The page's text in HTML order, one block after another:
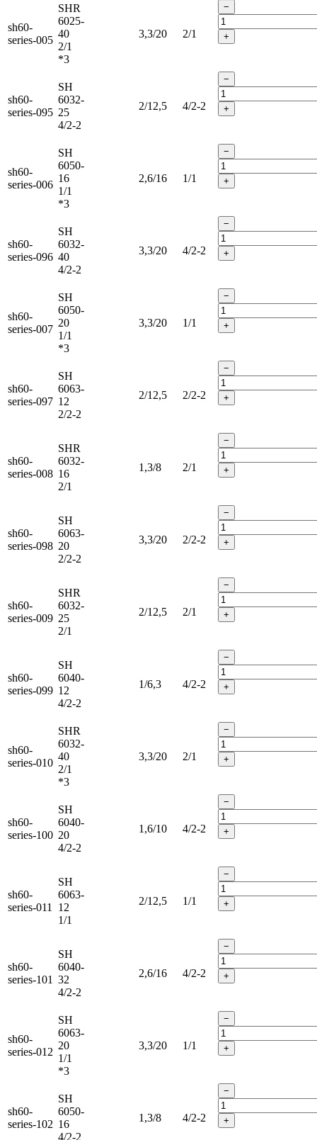
sh60-
series-005
SHR
6025-
40
2/1
*3
3,3/20 2/1
−
+
sh60-
series-095
SH
6032-
25
4/2-2
2/12,5 4/2-2
−
+
sh60-
series-006
SH
6050-
16
1/1
*3
2,6/16 1/1
−
+
sh60-
series-096
SH
6032-
40
4/2-2
3,3/20 4/2-2
−
+
sh60-
series-007
SH
6050-
20
1/1
*3
3,3/20 1/1
−
+
sh60-
series-097
SH
6063-
12
2/2-2
2/12,5 2/2-2
−
+
sh60-
series-008
SHR
6032-
16
2/1
1,3/8 2/1
−
+
sh60-
series-098
SH
6063-
20
2/2-2
3,3/20 2/2-2
−
+
sh60-
series-009
SHR
6032-
25
2/1
2/12,5 2/1
−
+
sh60-
series-099
SH
6040-
12
4/2-2
1/6,3 4/2-2
−
+
sh60-
series-010
SHR
6032-
40
2/1
*3
3,3/20 2/1
−
+
sh60-
series-100
SH
6040-
20
4/2-2
1,6/10 4/2-2
−
+
sh60-
series-011
SH
6063-
12
1/1
2/12,5 1/1
−
+
sh60-
series-101
SH
6040-
32
4/2-2
2,6/16 4/2-2
−
+
sh60-
series-012
SH
6063-
20
1/1
*3
3,3/20 1/1
−
+
sh60-
series-102
SH
6050-
16
4/2-2
1,3/8 4/2-2
−
+